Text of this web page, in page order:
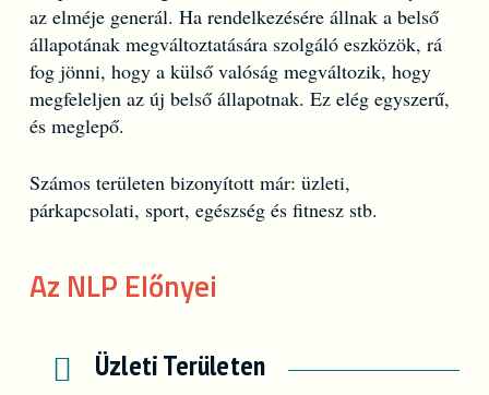
az elméje generál. Ha rendelkezésére állnak a belső
állapotának megváltoztatására szolgáló eszközök, rá
fog jönni, hogy a külső valóság megváltozik, hogy
megfeleljen az új belső állapotnak. Ez elég egyszerű,
és meglepő.
Számos területen bizonyított már: üzleti,
párkapcsolati, sport, egészség és fitnesz stb.
Az NLP Előnyei
Üzleti Területen